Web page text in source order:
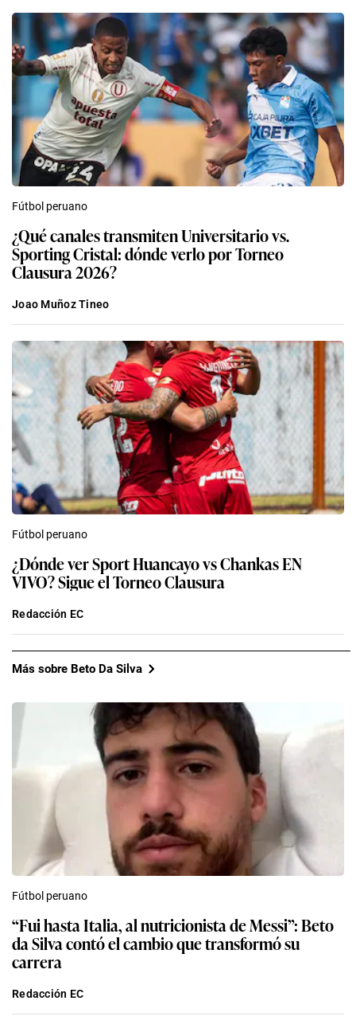
Fútbol peruano
¿Qué canales transmiten Universitario vs.
Sporting Cristal: dónde verlo por Torneo
Clausura 2026?
Joao Muñoz Tineo
Fútbol peruano
¿Dónde ver Sport Huancayo vs Chankas EN
VIVO? Sigue el Torneo Clausura
Redacción EC
Más sobre Beto Da Silva
Fútbol peruano
“Fui hasta Italia, al nutricionista de Messi”: Beto
da Silva contó el cambio que transformó su
carrera
Redacción EC